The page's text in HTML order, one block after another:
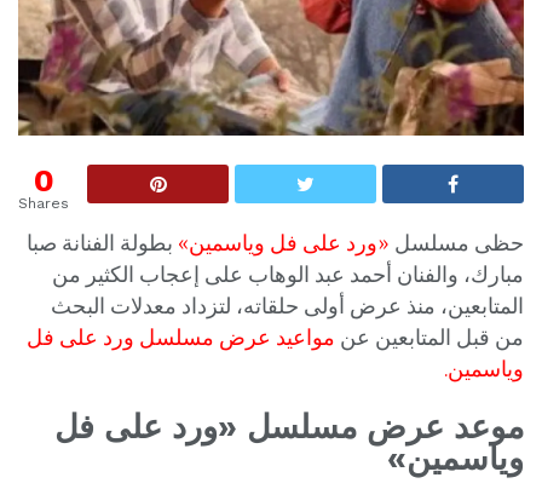
0
Shares
حظى مسلسل «ورد على فل وياسمين» بطولة الفنانة صبا
مبارك، والفنان أحمد عبد الوهاب على إعجاب الكثير من
المتابعين، منذ عرض أولى حلقاته، لتزداد معدلات البحث
من قبل المتابعين عن مواعيد عرض مسلسل ورد على فل
وياسمين.
موعد عرض مسلسل «ورد على فل
وياسمين»